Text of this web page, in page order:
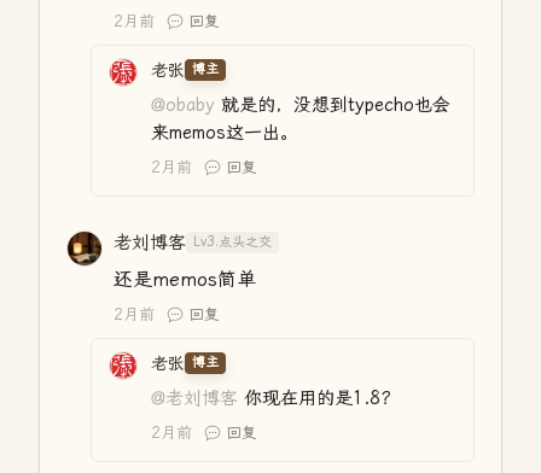
2月前 回复
老张 博主
@obaby 就是的，没想到typecho也会
来memos这一出。
2月前 回复
老刘博客 Lv3.点头之交
还是memos简单
2月前 回复
老张 博主
@老刘博客 你现在用的是1.8？
2月前 回复